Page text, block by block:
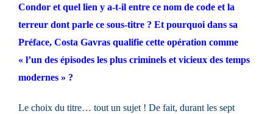
Condor et quel lien y a-t-il entre ce nom de code et la
terreur dont parle ce sous-titre ? Et pourquoi dans sa
Préface, Costa Gavras qualifie cette opération comme
« l’un des épisodes les plus criminels et vicieux des temps
modernes » ?
Le choix du titre… tout un sujet ! De fait, durant les sept